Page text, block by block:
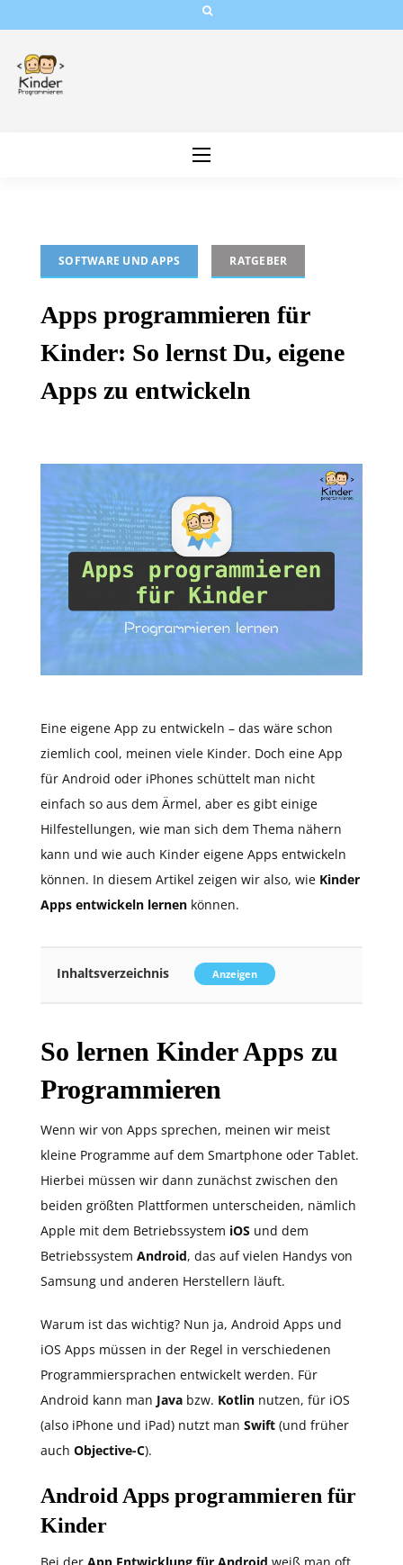
content
SOFTWARE UND APPS RATGEBER
Apps programmieren für
Kinder: So lernst Du, eigene
Apps zu entwickeln
Eine eigene App zu entwickeln – das wäre schon
ziemlich cool, meinen viele Kinder. Doch eine App
für Android oder iPhones schüttelt man nicht
einfach so aus dem Ärmel, aber es gibt einige
Hilfestellungen, wie man sich dem Thema nähern
kann und wie auch Kinder eigene Apps entwickeln
können. In diesem Artikel zeigen wir also, wie Kinder
Apps entwickeln lernen können.
Inhaltsverzeichnis Anzeigen
So lernen Kinder Apps zu
Programmieren
Wenn wir von Apps sprechen, meinen wir meist
kleine Programme auf dem Smartphone oder Tablet.
Hierbei müssen wir dann zunächst zwischen den
beiden größten Plattformen unterscheiden, nämlich
Apple mit dem Betriebssystem iOS und dem
Betriebssystem Android, das auf vielen Handys von
Samsung und anderen Herstellern läuft.
Warum ist das wichtig? Nun ja, Android Apps und
iOS Apps müssen in der Regel in verschiedenen
Programmiersprachen entwickelt werden. Für
Android kann man Java bzw. Kotlin nutzen, für iOS
(also iPhone und iPad) nutzt man Swift (und früher
auch Objective-C).
Android Apps programmieren für
Kinder